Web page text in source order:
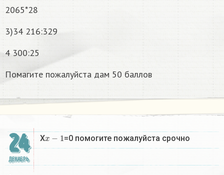
2065*28
3)34 216:329
4 300:25
Помагите пожалуйста дам 50 баллов
24
ДЕКАБРЬ
Xx−1 =0 помогите пожалуйста срочно